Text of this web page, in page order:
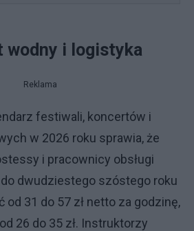
wodny i logistyka
Reklama
festiwali, koncertów i
w 2026 roku sprawia, że
i pracownicy obsługi
dwudziestego szóstego roku
od 31 do 57 zł netto za godzinę,
26 do 35 zł. Instruktorzy